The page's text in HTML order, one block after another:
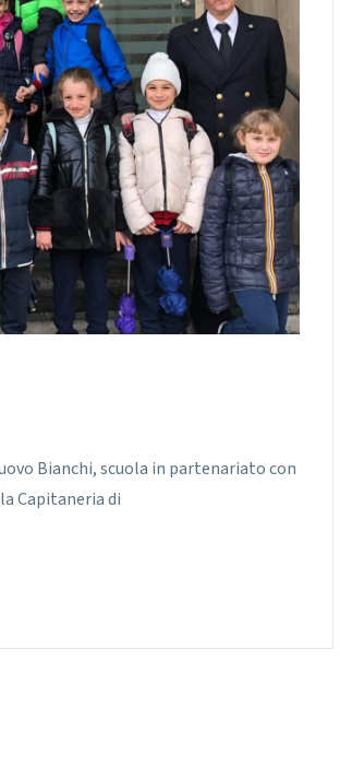
Bianchi, scuola in partenariato con
Capitaneria di